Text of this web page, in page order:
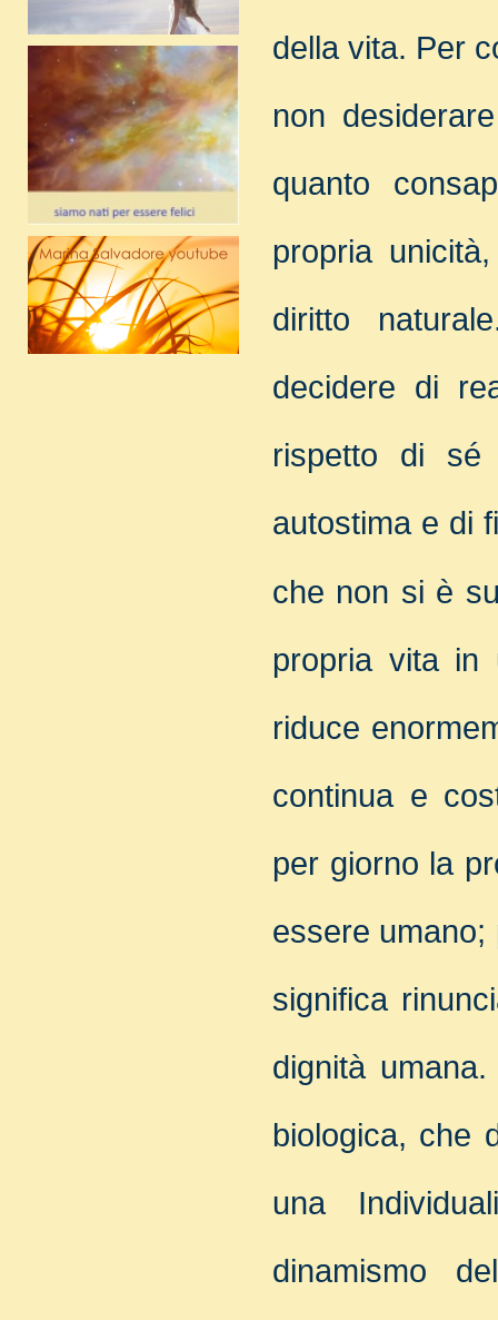
della vita. Per
non
quanto
propria
diritto
decidere di
rispetto di
autostima e di
che non si è
propria vita in
riduce
continua e
per giorno la
essere umano;
significa
dignità umana.
biologica, che
una
dinamismo